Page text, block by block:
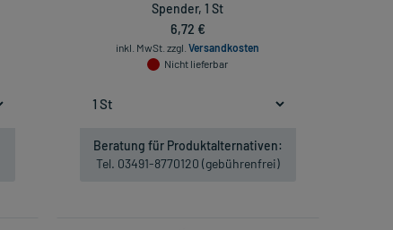
Spender, 1 St
6,72 €
inkl. MwSt. zzgl.Versandkosten
Nicht lieferbar
Beratung für Produktalternativen:
Tel. 03491-8770120 (gebührenfrei)